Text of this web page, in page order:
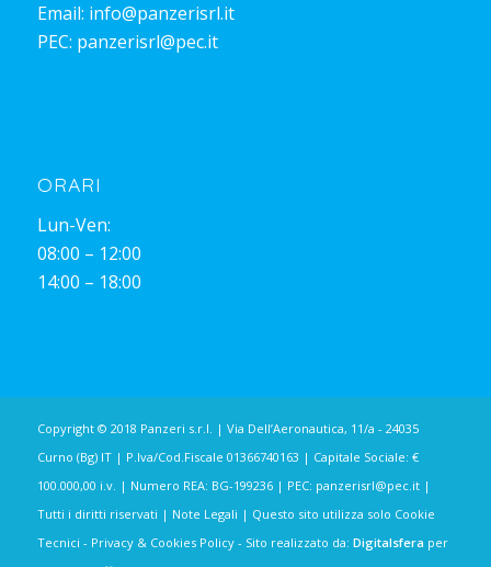
Email: info@panzerisrl.it
PEC: panzerisrl@pec.it
ORARI
Lun-Ven:
08:00 – 12:00
14:00 – 18:00
Copyright © 2018 Panzeri s.r.l. | Via Dell’Aeronautica, 11/a - 24035
Curno (Bg) IT | P.Iva/Cod.Fiscale 01366740163 | Capitale Sociale: €
100.000,00 i.v. | Numero REA: BG-199236 | PEC: panzerisrl@pec.it|
Tutti i diritti riservati | Note Legali | Questo sito utilizza solo Cookie
Tecnici - Privacy & Cookies Policy- Sito realizzato da: Digitalsfera per